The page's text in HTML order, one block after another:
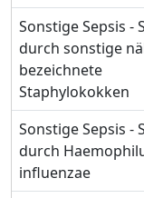
Sonstige Sepsis -
durch sonstige
bezeichnete
Staphylokokken
Sonstige Sepsis -
durch
influenzae